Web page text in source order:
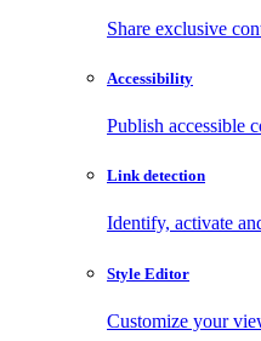
Share exclusive
Accessibility
Publish accessible
Link detection
Identify, activate
Style Editor
Customize your